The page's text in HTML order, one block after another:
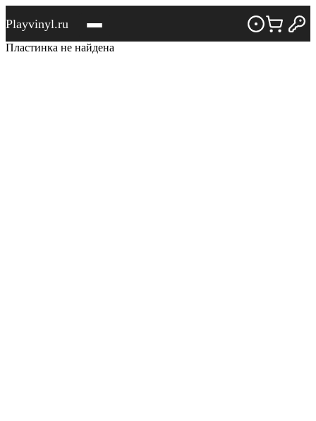
Playvinyl.ru
Пластинка не найдена